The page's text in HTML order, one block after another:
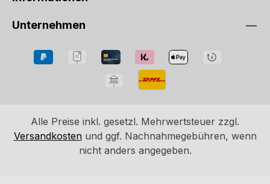
Unternehmen
Alle Preise inkl. gesetzl. Mehrwertsteuer zzgl.
Versandkostenund ggf. Nachnahmegebühren, wenn
nicht anders angegeben.